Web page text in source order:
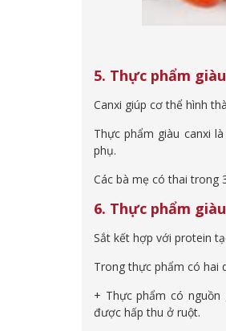
5. Thực phẩm
Canxi giúp cơ thể hình
Thực phẩm giàu canxi
phụ.
Các bà mẹ có thai trong
6. Thực phẩm
Sắt kết hợp với protein
Trong thực phẩm có hai
+ Thực phẩm có
được hấp thu ở ruột.